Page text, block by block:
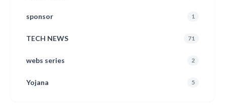
sponsor 1
TECH NEWS 71
webs series 2
Yojana 5